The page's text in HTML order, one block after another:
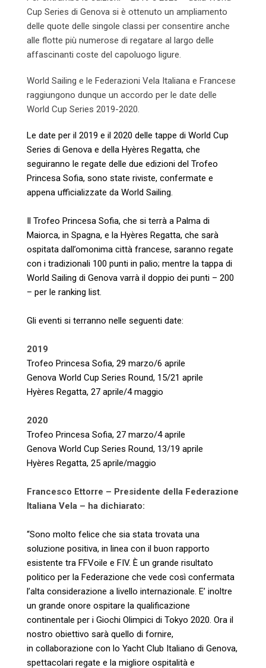
Cup Series di Genova si è ottenuto un ampliamento
delle quote delle singole classi per consentire anche
alle flotte più numerose di regatare al largo delle
affascinanti coste del capoluogo ligure.
World Sailing e le Federazioni Vela Italiana e Francese
raggiungono dunque un accordo per le date delle
World Cup Series 2019-2020.
Le date per il 2019 e il 2020 delle tappe di World Cup
Series di Genova e della Hyères Regatta, che
seguiranno le regate delle due edizioni del Trofeo
Princesa Sofia, sono state riviste, confermate e
appena ufficializzate da World Sailing.
Il Trofeo Princesa Sofia, che si terrà a Palma di
Maiorca, in Spagna, e la Hyères Regatta, che sarà
ospitata dall’omonima città francese, saranno regate
con i tradizionali 100 punti in palio; mentre la tappa di
World Sailing di Genova varrà il doppio dei punti – 200
– per le ranking list.
Gli eventi si terranno nelle seguenti date:
2019
Trofeo Princesa Sofia, 29 marzo/6 aprile
Genova World Cup Series Round, 15/21 aprile
Hyères Regatta, 27 aprile/4 maggio
2020
Trofeo Princesa Sofia, 27 marzo/4 aprile
Genova World Cup Series Round, 13/19 aprile
Hyères Regatta, 25 aprile/maggio
Francesco Ettorre – Presidente della Federazione
Italiana Vela – ha dichiarato:
“Sono molto felice che sia stata trovata una
soluzione positiva, in linea con il buon rapporto
esistente tra FFVoile e FIV. È un grande risultato
politico per la Federazione che vede così confermata
l’alta considerazione a livello internazionale. E’ inoltre
un grande onore ospitare la qualificazione
continentale per i Giochi Olimpici di Tokyo 2020. Ora il
nostro obiettivo sarà quello di fornire,
in collaborazione con lo Yacht Club Italiano di Genova,
spettacolari regate e la migliore ospitalità e